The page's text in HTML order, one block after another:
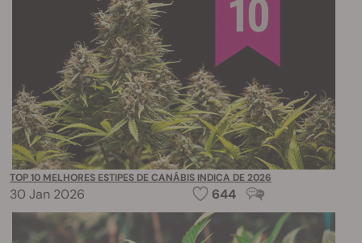
TOP 10 MELHORES ESTIPES DE CANÁBIS INDICA DE 2026
30 Jan 2026 644